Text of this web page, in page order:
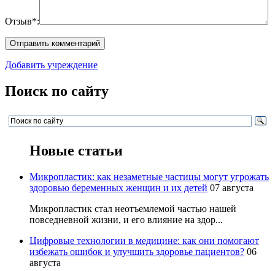
Отзыв*:
Добавить учреждение
Поиск по сайту
Новые статьи
Микропластик: как незаметные частицы могут угрожать
здоровью беременных женщин и их детей 07 августа
Микропластик стал неотъемлемой частью нашей
повседневной жизни, и его влияние на здор...
Цифровые технологии в медицине: как они помогают
избежать ошибок и улучшить здоровье пациентов? 06
августа